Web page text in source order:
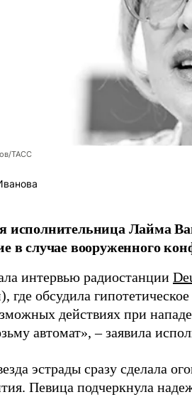
ТАСС
исполнительница Лайма
в случае вооруженного
интервью радиостанции
где обсудила
действиях при
автомат», – заявила
эстрады сразу сделала
Певица подчеркнула